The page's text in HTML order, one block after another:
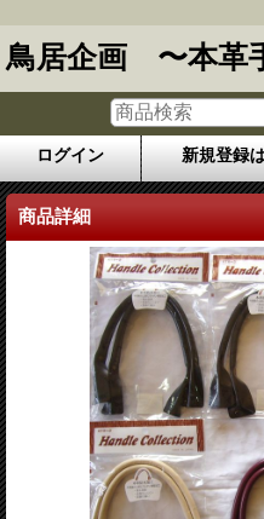
鳥居企画 〜本革
ログイン 新規登録
商品詳細